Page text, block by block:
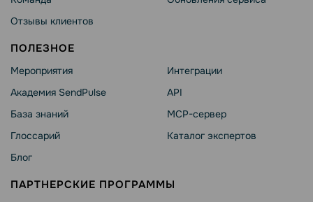
Отзывы клиентов
ПОЛЕЗНОЕ
Мероприятия
Академия SendPulse
База знаний
Глоссарий
Блог
Интеграции
API
MCP-сервер
Каталог экспертов
ПАРТНЕРСКИЕ ПРОГРАММЫ